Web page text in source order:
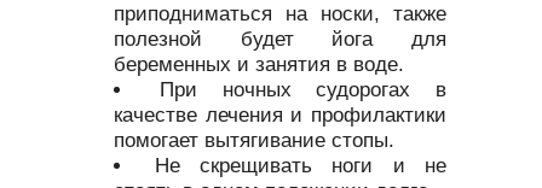
приподниматься на носки, также
полезной будет йога для
беременных и занятия в воде.
При ночных судорогах в
качестве лечения и профилактики
помогает вытягивание стопы.
Не скрещивать ноги и не